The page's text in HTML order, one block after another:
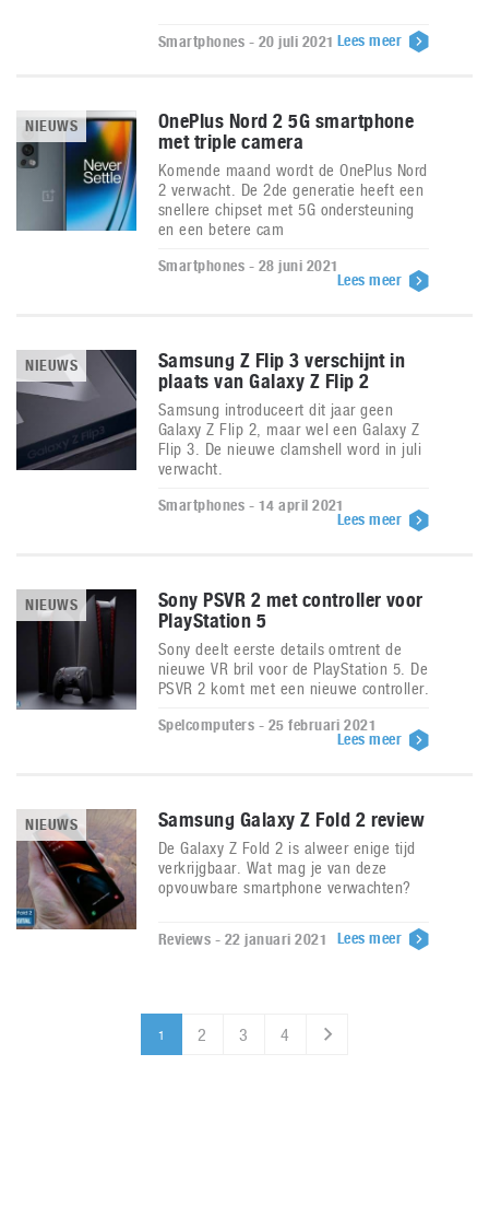
Smartphones - 20 juli 2021 Lees meer
NIEUWS
OnePlus Nord 2 5G smartphone
met triple camera
Komende maand wordt de OnePlus Nord
2 verwacht. De 2de generatie heeft een
snellere chipset met 5G ondersteuning
en een betere cam
Smartphones - 28 juni 2021
Lees meer
NIEUWS
Samsung Z Flip 3 verschijnt in
plaats van Galaxy Z Flip 2
Samsung introduceert dit jaar geen
Galaxy Z Flip 2, maar wel een Galaxy Z
Flip 3. De nieuwe clamshell word in juli
verwacht.
Smartphones - 14 april 2021
Lees meer
NIEUWS
Sony PSVR 2 met controller voor
PlayStation 5
Sony deelt eerste details omtrent de
nieuwe VR bril voor de PlayStation 5. De
PSVR 2 komt met een nieuwe controller.
Spelcomputers - 25 februari 2021
Lees meer
NIEUWS Samsung Galaxy Z Fold 2 review
De Galaxy Z Fold 2 is alweer enige tijd
verkrijgbaar. Wat mag je van deze
opvouwbare smartphone verwachten?
Reviews - 22 januari 2021 Lees meer
1 2 3 4